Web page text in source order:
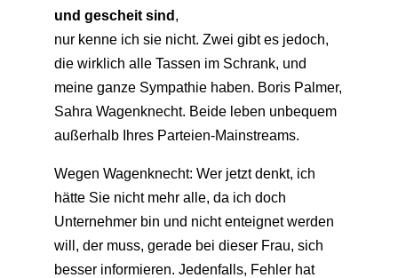
und gescheit sind ,
nur kenne ich sie nicht. Zwei gibt es jedoch,
die wirklich alle Tassen im Schrank, und
meine ganze Sympathie haben. Boris Palmer,
Sahra Wagenknecht. Beide leben unbequem
außerhalb Ihres Parteien-Mainstreams.
Wegen Wagenknecht: Wer jetzt denkt, ich
hätte Sie nicht mehr alle, da ich doch
Unternehmer bin und nicht enteignet werden
will, der muss, gerade bei dieser Frau, sich
besser informieren. Jedenfalls, Fehler hat